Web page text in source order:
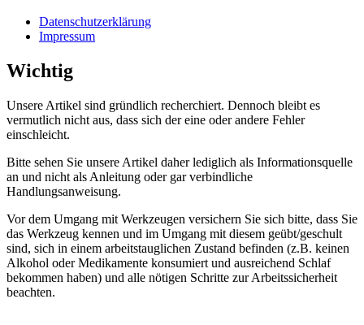
Datenschutzerklärung
Impressum
Wichtig
Unsere Artikel sind gründlich recherchiert. Dennoch bleibt es
vermutlich nicht aus, dass sich der eine oder andere Fehler
einschleicht.
Bitte sehen Sie unsere Artikel daher lediglich als Informationsquelle
an und nicht als Anleitung oder gar verbindliche
Handlungsanweisung.
Vor dem Umgang mit Werkzeugen versichern Sie sich bitte, dass Sie
das Werkzeug kennen und im Umgang mit diesem geübt/geschult
sind, sich in einem arbeitstauglichen Zustand befinden (z.B. keinen
Alkohol oder Medikamente konsumiert und ausreichend Schlaf
bekommen haben) und alle nötigen Schritte zur Arbeitssicherheit
beachten.